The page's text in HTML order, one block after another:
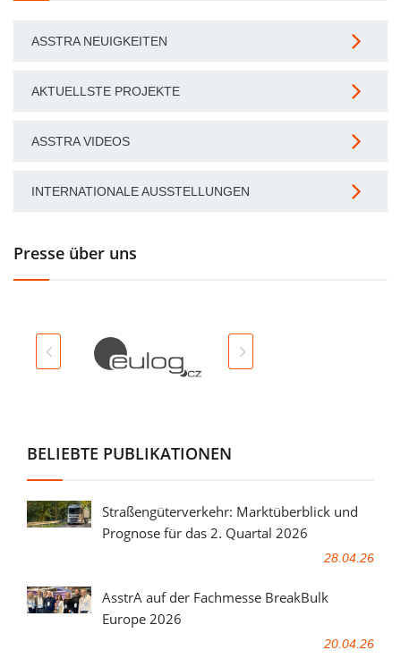
ASSTRA NEUIGKEITEN
AKTUELLSTE PROJEKTE
ASSTRA VIDEOS
INTERNATIONALE AUSSTELLUNGEN
Presse über uns
BELIEBTE PUBLIKATIONEN
Straßengüterverkehr: Marktüberblick und
Prognose für das 2. Quartal 2026
28.04.26
AsstrA auf der Fachmesse BreakBulk
Europe 2026
20.04.26